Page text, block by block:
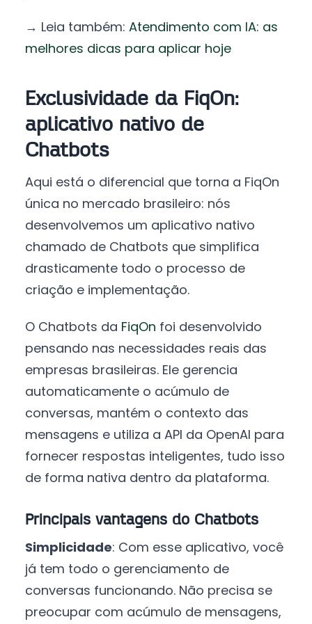
→ Leia também: Atendimento com IA: as
melhores dicas para aplicar hoje
Exclusividade da FiqOn:
aplicativo nativo de
Chatbots
Aqui está o diferencial que torna a FiqOn
única no mercado brasileiro: nós
desenvolvemos um aplicativo nativo
chamado de Chatbots que simplifica
drasticamente todo o processo de
criação e implementação.
O Chatbots da FiqOn foi desenvolvido
pensando nas necessidades reais das
empresas brasileiras. Ele gerencia
automaticamente o acúmulo de
conversas, mantém o contexto das
mensagens e utiliza a API da OpenAI para
fornecer respostas inteligentes, tudo isso
de forma nativa dentro da plataforma.
Principais vantagens do Chatbots
Simplicidade: Com esse aplicativo, você
já tem todo o gerenciamento de
conversas funcionando. Não precisa se
preocupar com acúmulo de mensagens,